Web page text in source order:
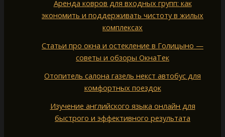
Аренда ковров для входных групп: как
экономить и поддерживать чистоту в жилых
комплексах
Статьи про окна и остекление в Голицыно —
советы и обзоры ОкнаТек
Отопитель салона газель некст автобус для
комфортных поездок
Изучение английского языка онлайн для
быстрого и эффективного результата